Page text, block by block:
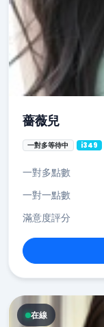
薔薇兒
一對多等待中 i349
一對多點數
一對一點數
滿意度評分
在線